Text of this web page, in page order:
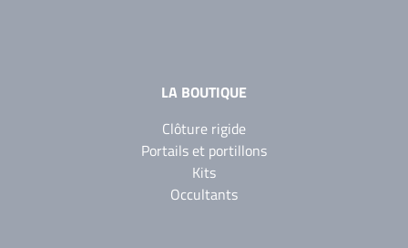
LA BOUTIQUE
Clôture rigide
Portails et portillons
Kits
Occultants